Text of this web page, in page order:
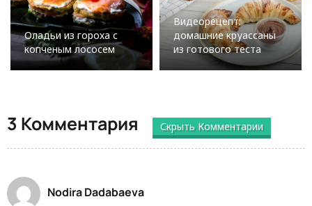
Оладьи из гороха с
копченым лососем
Видеорецепт:
домашние круассаны
из готового теста
3 Комментария Скрыть Комментарии
Nodira Dadabaeva